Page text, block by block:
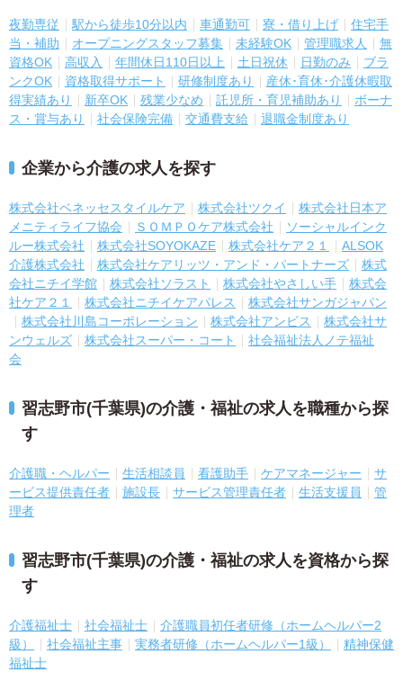
夜勤専従 駅から徒歩10分以内 車通勤可 寮・借り上げ
住宅手
当・補助
オープニングスタッフ募集 未経験OK 管理職求人
無
資格OK
高収入 年間休日110日以上 土日祝休 日勤のみ
ブラ
ンクOK
資格取得サポート 研修制度あり
産休･育休･介護休暇取
得実績あり
新卒OK 残業少なめ 託児所・育児補助あり
ボーナ
ス・賞与あり
社会保険完備 交通費支給 退職金制度あり
企業から介護の求人を探す
株式会社ベネッセスタイルケア 株式会社ツクイ
株式会社日本ア
メニティライフ協会
ＳＯＭＰＯケア株式会社
ソーシャルインク
ルー株式会社
株式会社SOYOKAZE 株式会社ケア２１
ALSOK
介護株式会社
株式会社ケアリッツ・アンド・パートナーズ
株式
会社ニチイ学館
株式会社ソラスト 株式会社やさしい手
株式会
社ケア２１
株式会社ニチイケアパレス
株式会社サンガジャパン
株式会社川島コーポレーション
株式会社アンビス
株式会社サ
ンウェルズ
株式会社スーパー・コート
社会福祉法人ノテ福祉
会
習志野市(千葉県)の介護・福祉の求人を職種から探
す
介護職・ヘルパー 生活相談員 看護助手 ケアマネージャー
サ
ービス提供責任者
施設長 サービス管理責任者 生活支援員
管
理者
習志野市(千葉県)の介護・福祉の求人を資格から探
す
介護福祉士 社会福祉士
介護職員初任者研修（ホームヘルパー2
級）
社会福祉主事 実務者研修（ホームヘルパー1級）
精神保健
福祉士